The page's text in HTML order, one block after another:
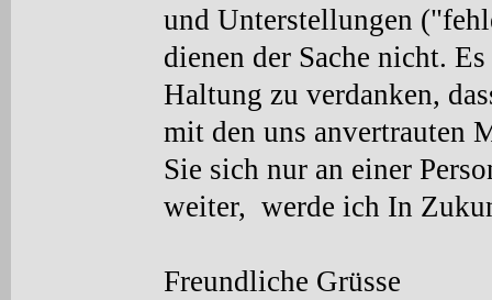
und Unterstellungen
dienen der Sache nicht.
Haltung zu verdanken,
mit den uns anvertrauten
Sie sich nur an einer
weiter, werde ich In
Freundliche Grüsse